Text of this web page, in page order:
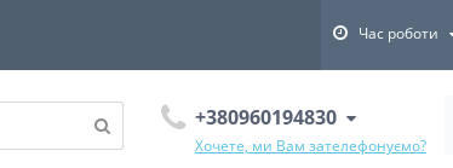
Час роботи
+380960194830
Хочете, ми Вам зателефонуємо?